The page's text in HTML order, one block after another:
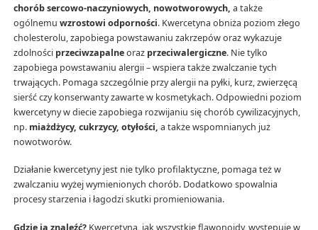
chorób sercowo-naczyniowych, nowotworowych, a także
ogólnemu wzrostowi odporności. Kwercetyna obniża poziom złego
cholesterolu, zapobiega powstawaniu zakrzepów oraz wykazuje
zdolności przeciwzapalneoraz przeciwalergiczne. Nie tylko
zapobiega powstawaniu alergii – wspiera także zwalczanie tych
trwających. Pomaga szczególnie przy alergii na pyłki, kurz, zwierzęcą
sierść czy konserwanty zawarte w kosmetykach. Odpowiedni poziom
kwercetyny w diecie zapobiega rozwijaniu się chorób cywilizacyjnych,
np. miażdżycy, cukrzycy, otyłości, a także wspomnianych już
nowotworów.
Działanie kwercetyny jest nie tylko profilaktyczne, pomaga też w
zwalczaniu wyżej wymienionych chorób. Dodatkowo spowalnia
procesy starzenia i łagodzi skutki promieniowania.